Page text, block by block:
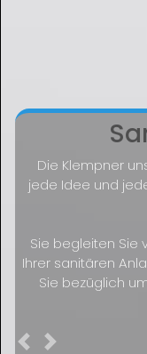
Die Klempner
jede Idee und
Sie begleiten Sie
Ihrer sanitären
Sie bezüglich
Previous